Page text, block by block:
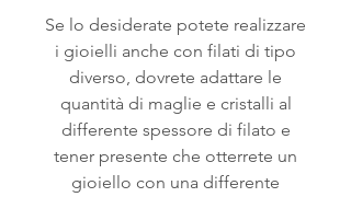
Se lo desiderate potete realizzare
i gioielli anche con filati di tipo
diverso, dovrete adattare le
quantità di maglie e cristalli al
differente spessore di filato e
tener presente che otterrete un
gioiello con una differente